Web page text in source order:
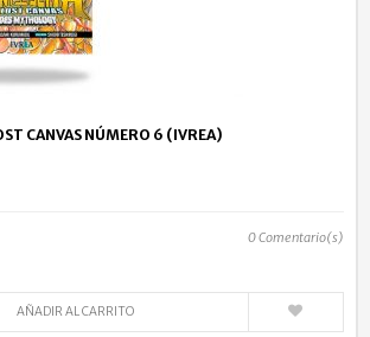
CANVAS NÚMERO 6 (IVREA)
0Comentario(s)
AÑADIR AL CARRITO